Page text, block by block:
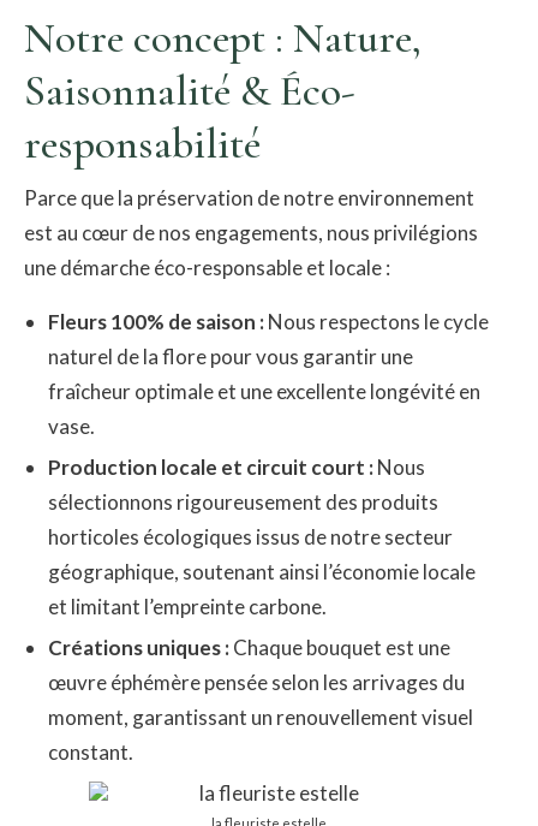
​Notre concept : Nature,
Saisonnalité & Éco-
responsabilité
​Parce que la préservation de notre environnement
est au cœur de nos engagements, nous privilégions
une démarche éco-responsable et locale :
Fleurs 100% de saison :Nous respectons le cycle
naturel de la flore pour vous garantir une
fraîcheur optimale et une excellente longévité en
vase.
Production locale et circuit court :Nous
sélectionnons rigoureusement des produits
horticoles écologiques issus de notre secteur
géographique, soutenant ainsi l’économie locale
et limitant l’empreinte carbone.
Créations uniques :Chaque bouquet est une
œuvre éphémère pensée selon les arrivages du
moment, garantissant un renouvellement visuel
constant.
la fleuriste estelle